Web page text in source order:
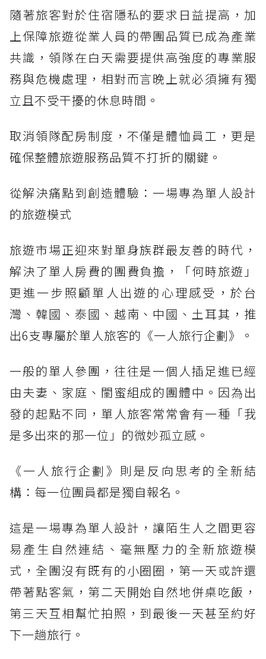
隨著旅客對於住宿隱私的要求日益提高，加
上保障旅遊從業人員的帶團品質已成為產業
共識，領隊在白天需要提供高強度的專業服
務與危機處理，相對而言晚上就必須擁有獨
立且不受干擾的休息時間。
取消領隊配房制度，不僅是體恤員工，更是
確保整體旅遊服務品質不打折的關鍵。
從解決痛點到創造體驗：一場專為單人設計
的旅遊模式
旅遊市場正迎來對單身族群最友善的時代，
解決了單人房費的團費負擔，「何時旅遊」
更進一步照顧單人出遊的心理感受，於台
灣、韓國、泰國、越南、中國、土耳其，推
出6支專屬於單人旅客的《一人旅行企劃》。
一般的單人參團，往往是一個人插足進已經
由夫妻、家庭、閨蜜組成的團體中。因為出
發的起點不同，單人旅客常常會有一種「我
是多出來的那一位」的微妙孤立感。
《一人旅行企劃》則是反向思考的全新結
構：每一位團員都是獨自報名。
這是一場專為單人設計，讓陌生人之間更容
易產生自然連結、毫無壓力的全新旅遊模
式，全團沒有既有的小圈圈，第一天或許還
帶著點客氣，第二天開始自然地併桌吃飯，
第三天互相幫忙拍照，到最後一天甚至約好
下一趟旅行。